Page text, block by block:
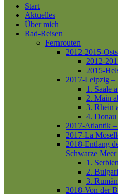
Close
Menu
Start
Aktuelles
Über mich
Rad-Reisen
Fernrouten
2012-2015-
2012-
2015-
2017-Leipzig –
1. Saale
2. Main
3. Rhein
4. Donau
2017-Atlantik
2017-La
2018-Entlang
Schwarze Meer
1. Serbien
2.
3.
2018-Von der